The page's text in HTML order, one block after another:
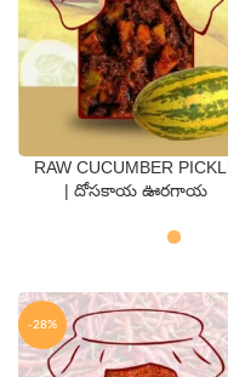
QTY
RAW CUCUMBER
| దోసకాయ ఊరగాయ
-28%